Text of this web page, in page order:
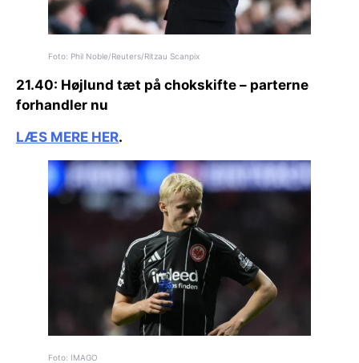
Foto: Phil Noble/Reuters/Ritzau Scanpix
21.40: Højlund tæt på chokskifte – parterne
forhandler nu
LÆS MERE HER.
Foto: IMAGO